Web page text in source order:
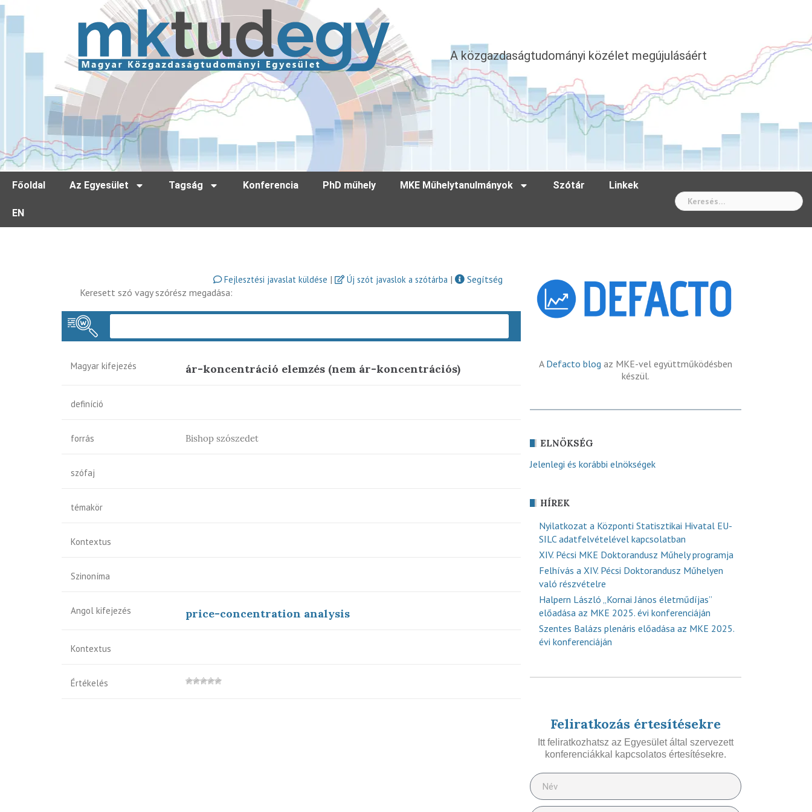
A közgazdaságtudományi közélet megújulásáért
Főoldal Az Egyesület Tagság Konferencia PhD műhely MKE Műhelytanulmányok Szótár Linkek
EN
Fejlesztési javaslat küldése | Új szót javaslok a szótárba |
Segítség
Keresett szó vagy szórész megadása:
Magyar kifejezés ár-koncentráció elemzés (nem ár-koncentrációs)
definíció
forrás Bishop szószedet
szófaj
témakör
Kontextus
Szinoníma
Angol kifejezés price-concentration analysis
Kontextus
Értékelés
A Defacto blog az MKE-vel együttműködésben
készül.
ELNÖKSÉG
Jelenlegi és korábbi elnökségek
HÍREK
Nyilatkozat a Központi Statisztikai Hivatal EU-
SILC adatfelvételével kapcsolatban
XIV. Pécsi MKE Doktorandusz Műhely programja
Felhívás a XIV. Pécsi Doktorandusz Műhelyen
való részvételre
Halpern László „Kornai János életműdíjas”
előadása az MKE 2025. évi konferenciáján
Szentes Balázs plenáris előadása az MKE 2025.
évi konferenciáján
Feliratkozás értesítésekre
Itt feliratkozhatsz az Egyesület által szervezett
konferenciákkal kapcsolatos értesítésekre.